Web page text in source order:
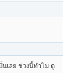
เลย ช่วงนี้ทำไม ดู